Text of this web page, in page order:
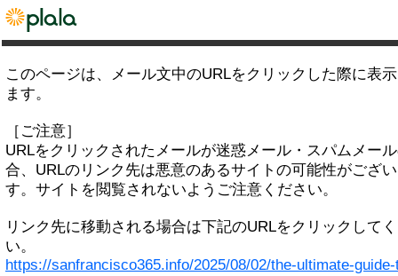
このページは、メール文中のURLをクリックした際に表
ます。
［ご注意］
URLをクリックされたメールが迷惑メール・スパムメー
合、URLのリンク先は悪意のあるサイトの可能性がござ
す。サイトを閲覧されないようご注意ください。
リンク先に移動される場合は下記のURLをクリックして
い。
https://sanfrancisco365.info/2025/08/02/the-ultimate-